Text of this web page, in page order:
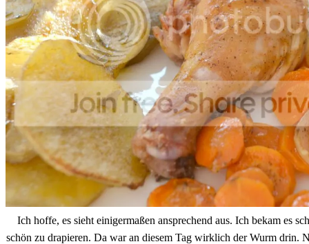
Ich hoffe, es sieht einigermaßen ansprechend aus. Ich bekam es
schön zu drapieren. Da war an diesem Tag wirklich der Wurm drin.